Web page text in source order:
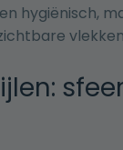
hygiënisch,